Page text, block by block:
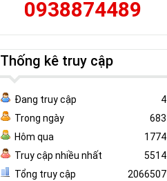
0938874489
Thống kê truy cập
Đang truy cập
4
Trong ngày
683
Hôm qua
1774
Truy cập nhiều nhất
5514
Tổng truy cập
2066507